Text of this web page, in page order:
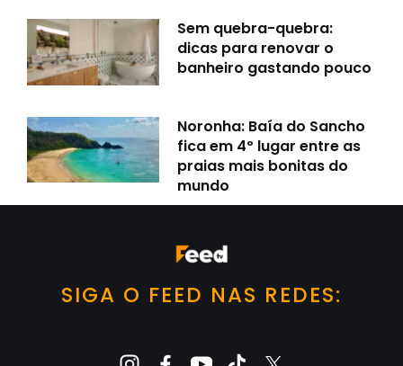
Sem quebra-quebra:
dicas para renovar o
banheiro gastando pouco
Noronha: Baía do Sancho
fica em 4º lugar entre as
praias mais bonitas do
mundo
SIGA O FEED NAS REDES: